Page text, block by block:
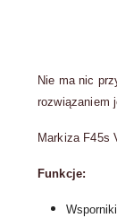
Nie ma nic
rozwiązaniem
Markiza F45s
Funkcje: